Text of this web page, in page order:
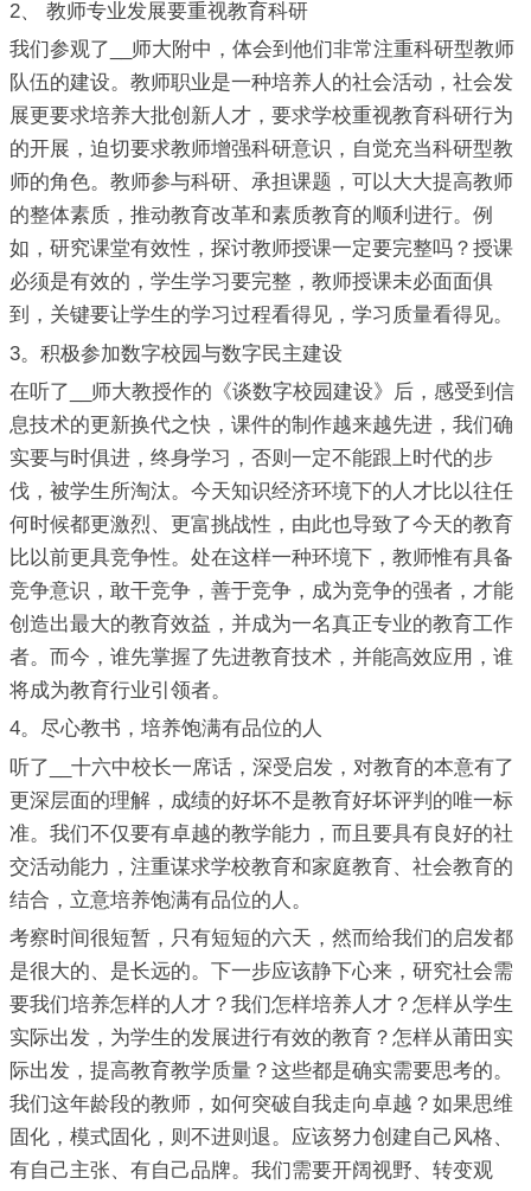
2、 教师专业发展要重视教育科研
我们参观了__师大附中，体会到他们非常注重科研型教师
队伍的建设。教师职业是一种培养人的社会活动，社会发
展更要求培养大批创新人才，要求学校重视教育科研行为
的开展，迫切要求教师增强科研意识，自觉充当科研型教
师的角色。教师参与科研、承担课题，可以大大提高教师
的整体素质，推动教育改革和素质教育的顺利进行。例
如，研究课堂有效性，探讨教师授课一定要完整吗？授课
必须是有效的，学生学习要完整，教师授课未必面面俱
到，关键要让学生的学习过程看得见，学习质量看得见。
3。积极参加数字校园与数字民主建设
在听了__师大教授作的《谈数字校园建设》后，感受到信
息技术的更新换代之快，课件的制作越来越先进，我们确
实要与时俱进，终身学习，否则一定不能跟上时代的步
伐，被学生所淘汰。今天知识经济环境下的人才比以往任
何时候都更激烈、更富挑战性，由此也导致了今天的教育
比以前更具竞争性。处在这样一种环境下，教师惟有具备
竞争意识，敢干竞争，善于竞争，成为竞争的强者，才能
创造出最大的教育效益，并成为一名真正专业的教育工作
者。而今，谁先掌握了先进教育技术，并能高效应用，谁
将成为教育行业引领者。
4。尽心教书，培养饱满有品位的人
听了__十六中校长一席话，深受启发，对教育的本意有了
更深层面的理解，成绩的好坏不是教育好坏评判的唯一标
准。我们不仅要有卓越的教学能力，而且要具有良好的社
交活动能力，注重谋求学校教育和家庭教育、社会教育的
结合，立意培养饱满有品位的人。
考察时间很短暂，只有短短的六天，然而给我们的启发都
是很大的、是长远的。下一步应该静下心来，研究社会需
要我们培养怎样的人才？我们怎样培养人才？怎样从学生
实际出发，为学生的发展进行有效的教育？怎样从莆田实
际出发，提高教育教学质量？这些都是确实需要思考的。
我们这年龄段的教师，如何突破自我走向卓越？如果思维
固化，模式固化，则不进则退。应该努力创建自己风格、
有自己主张、有自己品牌。我们需要开阔视野、转变观